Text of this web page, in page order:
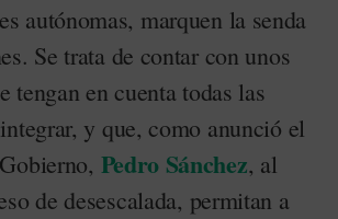
autónomas, marquen la senda
Se trata de contar con unos
tengan en cuenta todas las
y que, como anunció el
Pedro Sánchez, al
de desescalada, permitan a